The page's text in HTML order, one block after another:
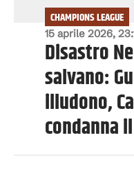
15 aprile 2026,
CHAMPIONS LEAGUE
Disastro
salvano:
illudono,
condanna